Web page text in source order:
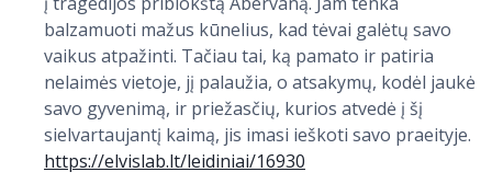
balzamuoti mažus kūnelius, kad tėvai galėtų savo
vaikus atpažinti. Tačiau tai, ką pamato ir patiria
nelaimės vietoje, jį palaužia, o atsakymų, kodėl jaukė
savo gyvenimą, ir priežasčių, kurios atvedė į šį
sielvartaujantį kaimą, jis imasi ieškoti savo praeityje.
https://elvislab.lt/leidiniai/16930